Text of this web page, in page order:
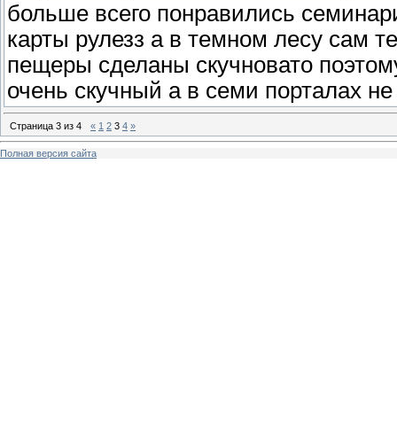
больше всего понравились
карты рулезз а в темном лесу сам
пещеры сделаны скучновато
очень скучный а в семи порталах
Страница 3 из 4 « 1 2 3 4 »
Полная версия сайта